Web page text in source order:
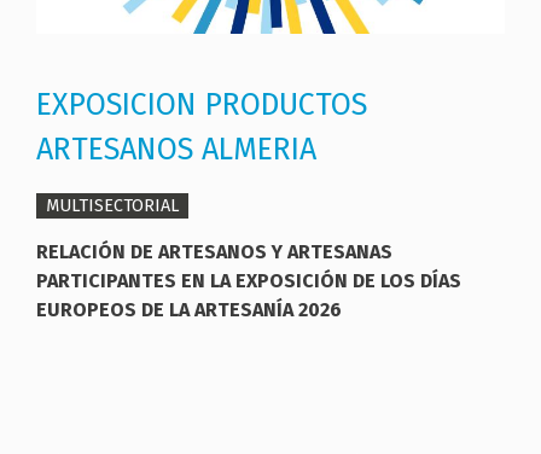
EXPOSICION PRODUCTOS
ARTESANOS ALMERIA
MULTISECTORIAL
RELACIÓN DE ARTESANOS Y ARTESANAS
PARTICIPANTES EN LA EXPOSICIÓN DE LOS DÍAS
EUROPEOS DE LA ARTESANÍA 2026